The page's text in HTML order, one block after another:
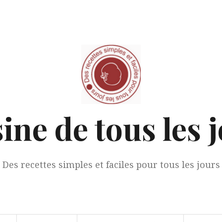
de tous les
Des recettes simples et faciles pour tous les jours